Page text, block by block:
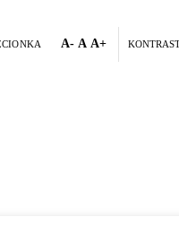
A- A A+